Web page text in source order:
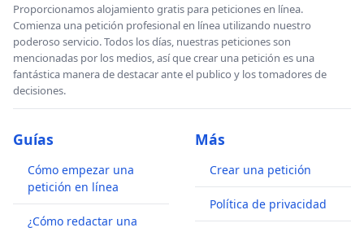
Proporcionamos alojamiento gratis para peticiones en línea.
Comienza una petición profesional en línea utilizando nuestro
poderoso servicio. Todos los días, nuestras peticiones son
mencionadas por los medios, así que crear una petición es una
fantástica manera de destacar ante el publico y los tomadores de
decisiones.
Guías
Cómo empezar una
petición en línea
¿Cómo redactar una
Más
Crear una petición
Política de privacidad